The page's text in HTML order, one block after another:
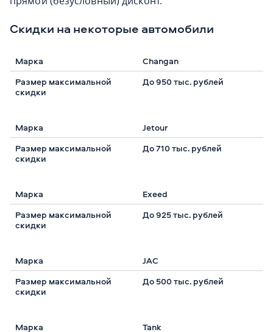
Скидки на некоторые автомобили
Changan
До 950 тыс. рублей
Jetour
До 710 тыс. рублей
Exeed
До 925 тыс. рублей
JAC
До 500 тыс. рублей
Tank